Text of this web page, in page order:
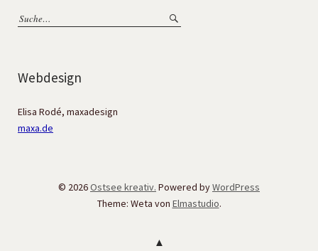
Webdesign
Elisa Rodé, maxadesign
maxa.de
© 2026Ostsee kreativ. Powered byWordPress
Theme: Weta von Elmastudio.